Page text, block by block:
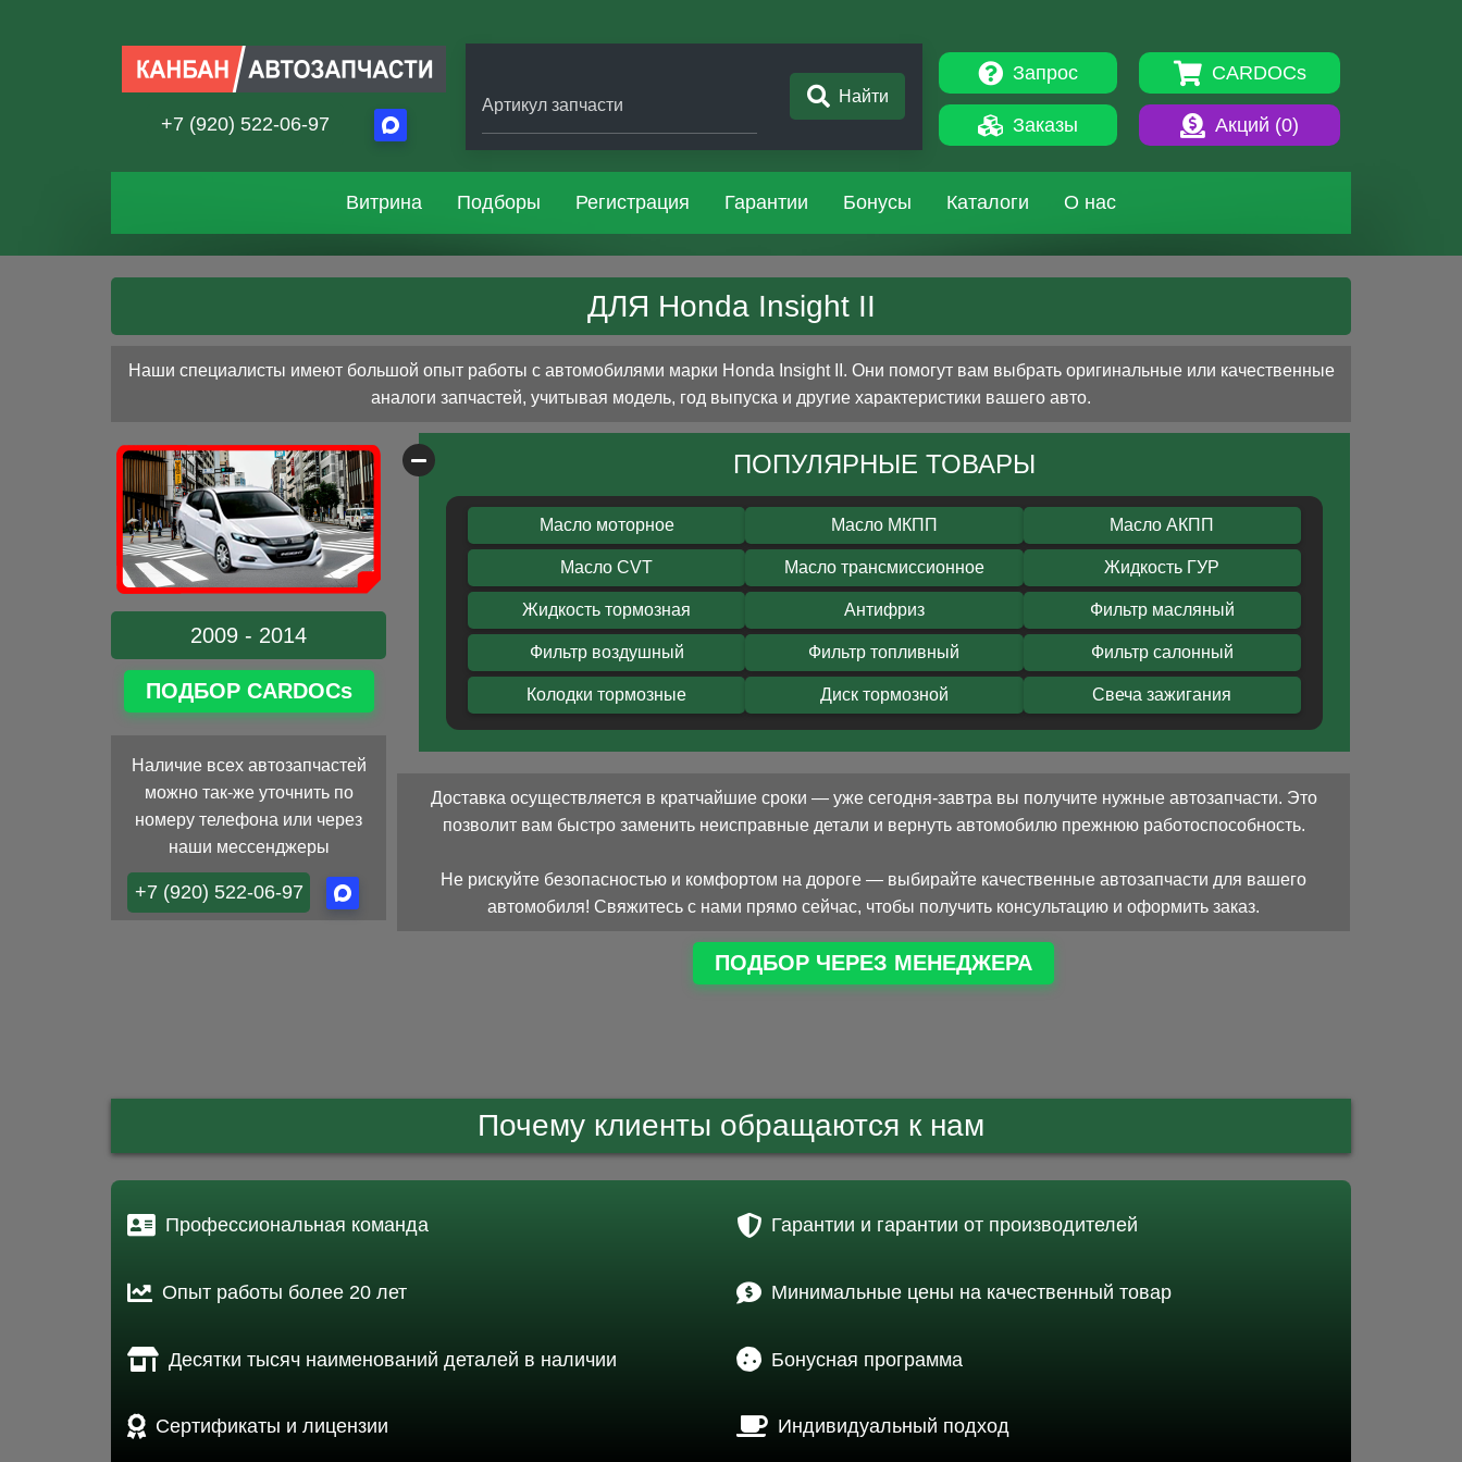
+7 (920) 522-06-97
Артикул запчасти Найти
Запрос
Заказы
CARDOCs
Акций (0)
Витрина Подборы Регистрация Гарантии Бонусы Каталоги О нас
ДЛЯ Honda Insight II
Наши специалисты имеют большой опыт работы с автомобилями марки Honda Insight II. Они помогут вам выбрать оригинальные или качественные
аналоги запчастей, учитывая модель, год выпуска и другие характеристики вашего авто.
2009 - 2014
ПОДБОР CARDOCs
Наличие всех автозапчастей
можно так-же уточнить по
номеру телефона или через
наши мессенджеры
+7 (920) 522-06-97
ПОПУЛЯРНЫЕ ТОВАРЫ
Масло моторное Масло МКПП Масло АКПП
Масло CVT Масло трансмиссионное Жидкость ГУР
Жидкость тормозная Антифриз Фильтр масляный
Фильтр воздушный Фильтр топливный Фильтр салонный
Колодки тормозные Диск тормозной Свеча зажигания
Доставка осуществляется в кратчайшие сроки — уже сегодня-завтра вы получите нужные автозапчасти. Это
позволит вам быстро заменить неисправные детали и вернуть автомобилю прежнюю работоспособность.
Не рискуйте безопасностью и комфортом на дороге — выбирайте качественные автозапчасти для вашего
автомобиля! Свяжитесь с нами прямо сейчас, чтобы получить консультацию и оформить заказ.
ПОДБОР ЧЕРЕЗ МЕНЕДЖЕРА
Почему клиенты обращаются к нам
Профессиональная команда
Опыт работы более 20 лет
Десятки тысяч наименований деталей в наличии
Сертификаты и лицензии
Гарантии и гарантии от производителей
Минимальные цены на качественный товар
Бонусная программа
Индивидуальный подход